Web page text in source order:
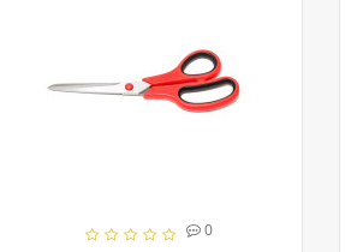
0